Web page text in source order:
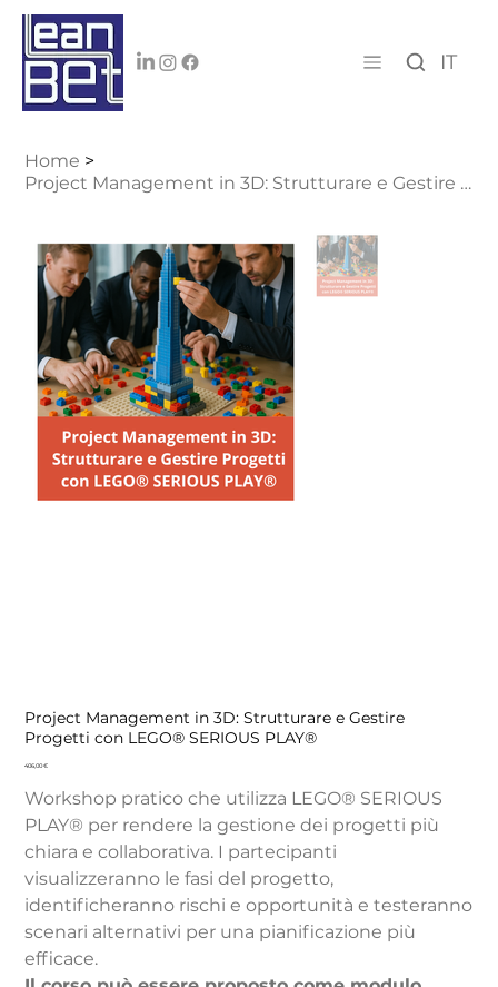
IT
Home >
Project Management in 3D: Strutturare e Gestire Progetti con LEGO® SERIOUS PLAY®
Project Management in 3D: Strutturare e Gestire
Progetti con LEGO® SERIOUS PLAY®
Prezzo
406,00 €
Workshop pratico che utilizza LEGO® SERIOUS
PLAY® per rendere la gestione dei progetti più
chiara e collaborativa. I partecipanti
visualizzeranno le fasi del progetto,
identificheranno rischi e opportunità e testeranno
scenari alternativi per una pianificazione più
efficace.